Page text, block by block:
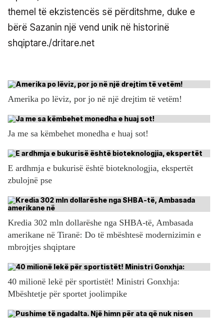
themel të ekzistencës së përditshme, duke e
bërë Sazanin një vend unik në historinë
shqiptare./dritare.net
Amerika po lëviz, por jo në një drejtim të vetëm!
Ja me sa këmbehet monedha e huaj sot!
E ardhmja e bukurisë është bioteknologjia, ekspertët
zbulojnë pse
Kredia 302 mln dollarëshe nga SHBA-të, Ambasada
amerikane në Tiranë: Do të mbështesë modernizimin e
mbrojtjes shqiptare
40 milionë lekë për sportistët! Ministri Gonxhja:
Mbështetje për sportet joolimpike